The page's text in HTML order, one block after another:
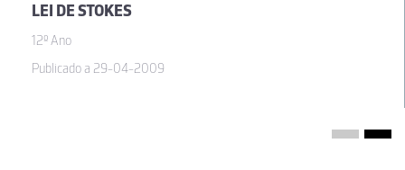
LEI DE STOKES
12º Ano
Publicado a 29-04-2009